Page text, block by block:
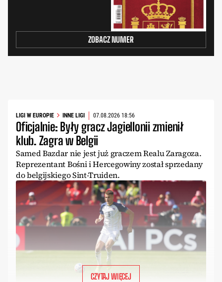
ZOBACZ NUMER
LIGI W EUROPIE INNE LIGI 07.08.2026 18:56
Oficjalnie: Były gracz Jagiellonii zmienił
klub. Zagra w Belgii
Samed Bazdar nie jest już graczem Realu Zaragoza.
Reprezentant Bośni i Hercegowiny został sprzedany
do belgijskiego Sint-Truiden.
CZYTAJ WIĘCEJ